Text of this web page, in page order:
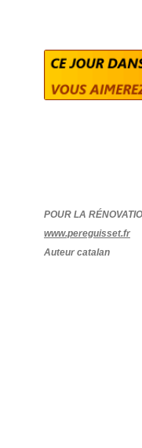
POUR LA
www.pereguisset.fr
Auteur catalan